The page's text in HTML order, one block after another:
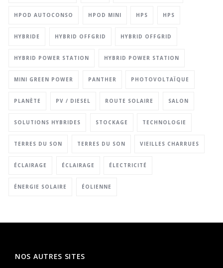
HPOD AUTOCONSO HPOD MINI HPS HPS
HYBRIDE HYBRID OFFGRID HYBRID OFFGRID
HYBRID POWER STATION HYBRID POWER STATION
MINI GREEN POWER PANTHER PHOTOVOLTAÏQUE
PLANÈTE PV / DIESEL ROUTE SOLAIRE SALON
SOLUTIONS HYBRIDES STOCKAGE TECHNOLOGIE
TERRES DU SON TERRES DU SON VIEILLES CHARRUES
ÉCLAIRAGE ÉCLAIRAGE ÉLECTRICITÉ
ÉNERGIE SOLAIRE ÉOLIENNE
NOS AUTRES SITES